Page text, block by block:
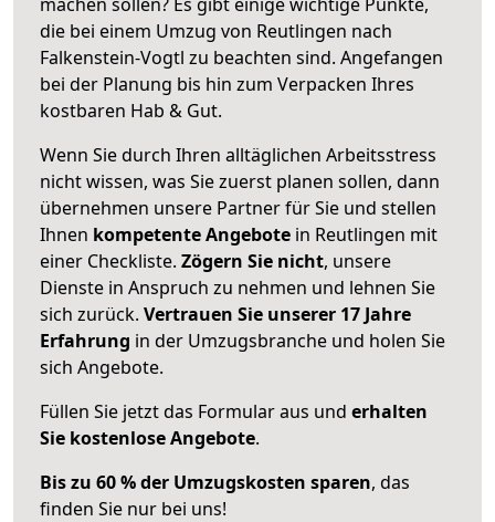
die bei einem Umzug von Reutlingen nach
Falkenstein-Vogtl zu beachten sind. Angefangen
bei der Planung bis hin zum Verpacken Ihres
kostbaren Hab & Gut.
Wenn Sie durch Ihren alltäglichen Arbeitsstress
nicht wissen, was Sie zuerst planen sollen, dann
übernehmen unsere Partner für Sie und stellen
Ihnen kompetente Angebote in Reutlingen mit
einer Checkliste. Zögern Sie nicht, unsere
Dienste in Anspruch zu nehmen und lehnen Sie
sich zurück. Vertrauen Sie unserer 17 Jahre
Erfahrung in der Umzugsbranche und holen Sie
sich Angebote.
Füllen Sie jetzt das Formular aus und erhalten
Sie kostenlose Angebote.
Bis zu 60 % der Umzugskosten sparen, das
finden Sie nur bei uns!